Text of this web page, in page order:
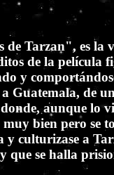
de Tarzan", es la
de la película
y
Guatemala, de
donde, aunque lo
bien pero se
culturizase a
que se halla